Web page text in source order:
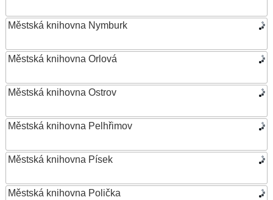
Městská knihovna Nymburk
Městská knihovna Orlová
Městská knihovna Ostrov
Městská knihovna Pelhřimov
Městská knihovna Písek
Městská knihovna Polička